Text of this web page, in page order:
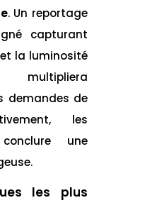
. Un reportage
capturant
la luminosité
demandes de
les
une
les plus